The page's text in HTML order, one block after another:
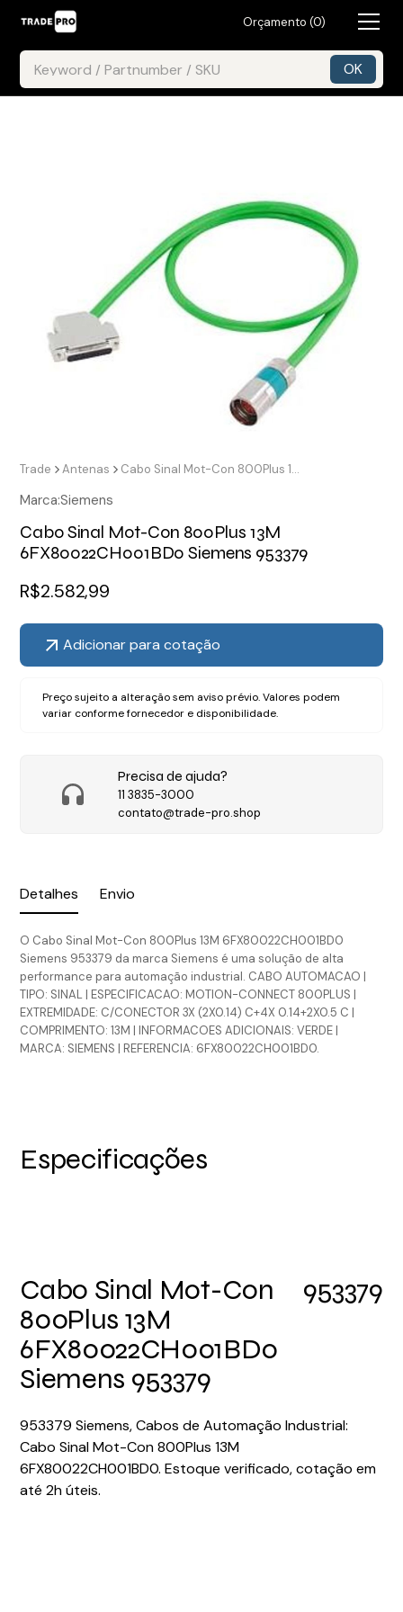
Orçamento (0)
Detalhes Envio
O Cabo Sinal Mot-Con 800Plus 13M 6FX80022CH001BD0
Siemens 953379 da marca Siemens é uma solução de alta
performance para automação industrial. CABO AUTOMACAO |
TIPO: SINAL | ESPECIFICACAO: MOTION-CONNECT 800PLUS |
EXTREMIDADE: C/CONECTOR 3X (2X0.14) C+4X 0.14+2X0.5 C |
COMPRIMENTO: 13M | INFORMACOES ADICIONAIS: VERDE |
MARCA: SIEMENS | REFERENCIA: 6FX80022CH001BD0.
Trade Antenas Cabo Sinal Mot-Con 800Plus 13M 6FX80022CH001BD0 Siemens 953379
Marca:Siemens
Cabo Sinal Mot-Con 800Plus 13M
6FX80022CH001BD0 Siemens 953379
R$2.582,99
Adicionar para cotação
Preço sujeito a alteração sem aviso prévio. Valores podem
variar conforme fornecedor e disponibilidade.
Precisa de ajuda?
11 3835-3000
contato@trade-pro.shop
Especificações
Cabo Sinal Mot-Con
800Plus 13M
6FX80022CH001BD0
Siemens 953379
953379
953379 Siemens, Cabos de Automação Industrial:
Cabo Sinal Mot-Con 800Plus 13M
6FX80022CH001BD0. Estoque verificado, cotação em
até 2h úteis.